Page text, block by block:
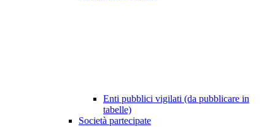
Enti pubblici vigilati (da pubblicare in
tabelle)
Società partecipate